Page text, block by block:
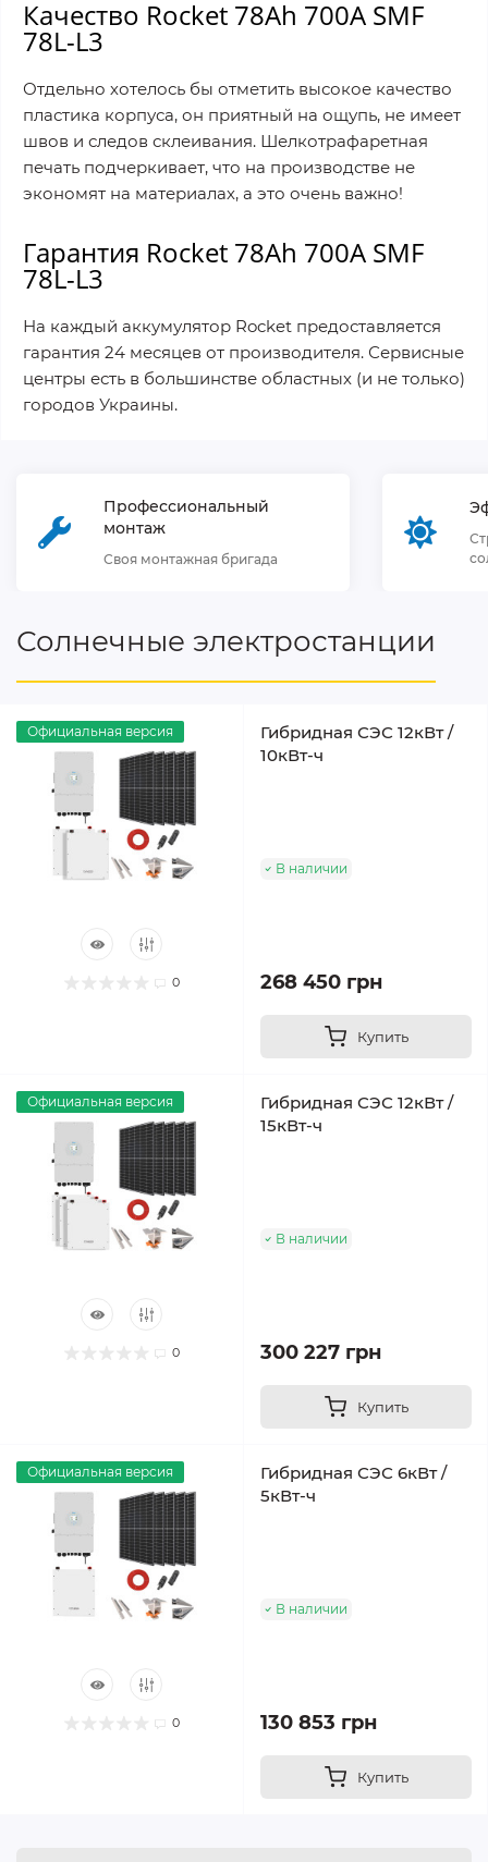
Качество Rocket 78Ah 700A SMF
78L-L3
Отдельно хотелось бы отметить высокое качество
пластика корпуса, он приятный на ощупь, не имеет
швов и следов склеивания. Шелкотрафаретная
печать подчеркивает, что на производстве не
экономят на материалах, а это очень важно!
Гарантия Rocket 78Ah 700A SMF
78L-L3
На каждый аккумулятор Rocket предоставляется
гарантия 24 месяцев от производителя. Сервисные
центры есть в большинстве областных (и не только)
городов Украины.
Профессиональный
монтаж
Своя монтажная бригада
Солнечные электростанции
Официальная версия
0
Гибридная СЭС 12кВт /
10кВт-ч
В наличии
268 450 грн
Купить
Официальная версия
0
Гибридная СЭС 12кВт /
15кВт-ч
В наличии
300 227 грн
Купить
Официальная версия
0
Гибридная СЭС 6кВт /
5кВт-ч
В наличии
130 853 грн
Купить